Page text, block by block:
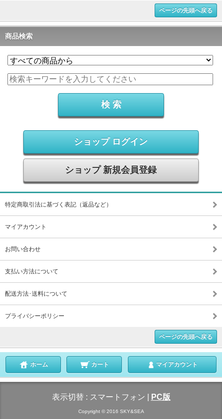
ページの先頭へ戻る
商品検索
ショップ ログイン
ショップ 新規会員登録
特定商取引法に基づく表記（返品など）
マイアカウント
お問い合わせ
支払い方法について
配送方法･送料について
プライバシーポリシー
ページの先頭へ戻る
ホーム カート マイアカウント
表示切替 : スマートフォン PC版
Copyright © 2016 SKY&SEA